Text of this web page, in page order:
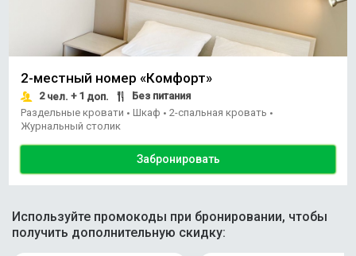
2-местный номер «Комфорт»
2чел. + 1 доп.
Без питания
Раздельные кровати • Шкаф • 2-спальная кровать •
Журнальный столик
Забронировать
Используйте промокоды при бронировании, чтобы
получить дополнительную скидку: